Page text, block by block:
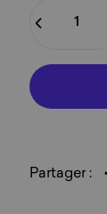
Partager :